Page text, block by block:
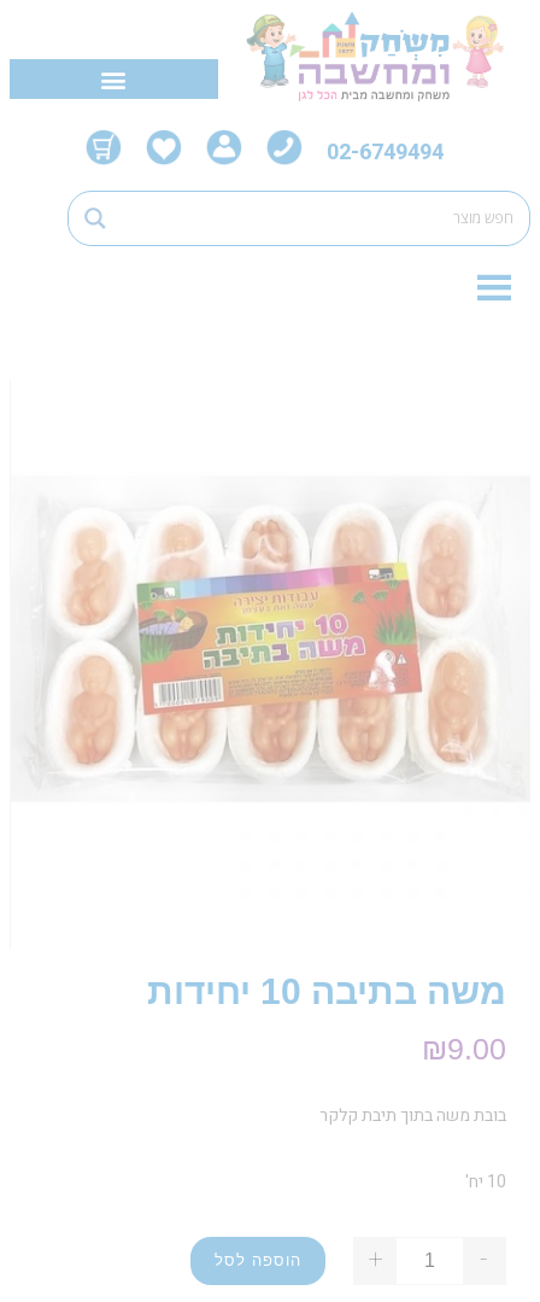
02-6749494
משה בתיבה 10 יחידות
₪9.00
בובת משה בתוך תיבת קלקר
10 יח'
-
+ הוספה לסל